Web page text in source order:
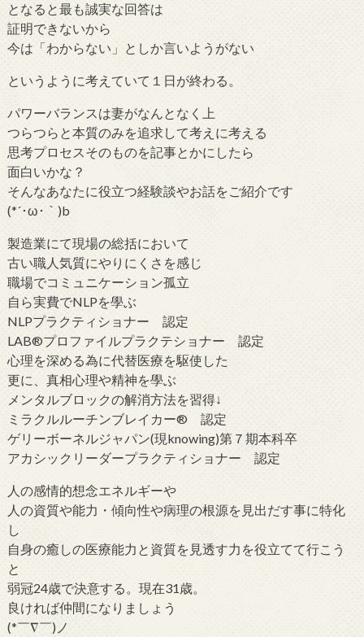
となると最も誠実な回答は
証明できないから
今は「わからない」としか言いようがない
というように考えていて１日が終わる。
パワーバランスは妻がなんとなく上
つらつらと本質のみを追求して考えに考える
思考プロセスそのものを記事とかにしたら
面白いかな？
そんなあなたに役立つ経験談やお話をご紹介です
(*´･ω･｀)b
製造業にて現場の総括において
古い職人気質にやりにくさを感じ
職場でコミュニケーション孤立
自ら実費でNLPを學ぶ
NLPプラクティショナー 認定
LAB®プロファイルプラクテショナー 認定
心理を深める為に代替医療を駆使した
更に、真相心理や精神を學ぶ
メンタルブロックの解消方法を習得↓
ミラクルルーチンブレイカー® 認定
ゲリーボーネルジャパン(現knowing)第７期本科卒
アカシックリーダープラクティショナー 認定
人の感情的想念エネルギーや
人の資質や能力・傾向性や病理の根源を見出だす事に特化
し
自身の癒しの医療能力と資質を見透す力を役立てて行こう
と
弱冠24歳で決意する。現在31歳。
良ければ仲間になりましょう
(*￣∇￣)ノ